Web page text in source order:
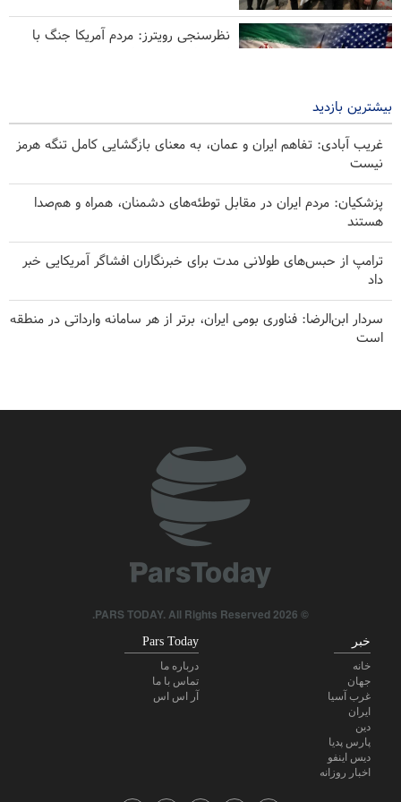
نظرسنجی رویترز: مردم آمریکا جنگ با
بیشترین بازدید
غریب آبادی: تفاهم ایران و عمان، به معنای بازگشایی کامل تنگه هرمز
نیست
پزشکیان: مردم ایران در مقابل توطئه‌های دشمنان، همراه و هم‌صدا
هستند
ترامپ از حبس‌های طولانی مدت برای خبرنگاران افشاگر آمریکایی خبر
داد
سردار ابن‌الرضا: فناوری بومی ایران، برتر از هر سامانه وارداتی در منطقه
است
برکناری دو مقام ارشد موساد در پی ناکامی‌ها در مقابله با ایران
امیر اکرمی‌نیا: ارتش ایران کاملاً آماده است
هاکان فیدان: اسرائیل هیچ قصدی برای دستیابی به صلح ندارد
پاسخ قالیباف به ترامپ: این دیپلماسی نمایشی، شکست خورده است
© 2026 PARS TODAY. All Rights Reserved.
خبر
خانه
جهان
غرب آسیا
ایران
دین
پارس پدیا
دیس اینفو
اخبار روزانه
Pars Today
درباره ما
تماس با ما
آر اس اس